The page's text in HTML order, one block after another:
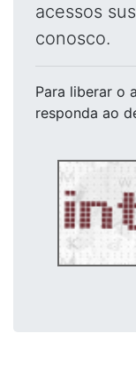
acessos
conosco.
Para liberar o
responda ao